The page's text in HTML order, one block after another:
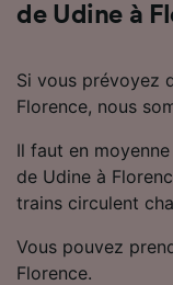
de Udine à
Si vous prévoyez
Florence, nous
Il faut en
de Udine à
trains circulent
Vous pouvez
Florence.